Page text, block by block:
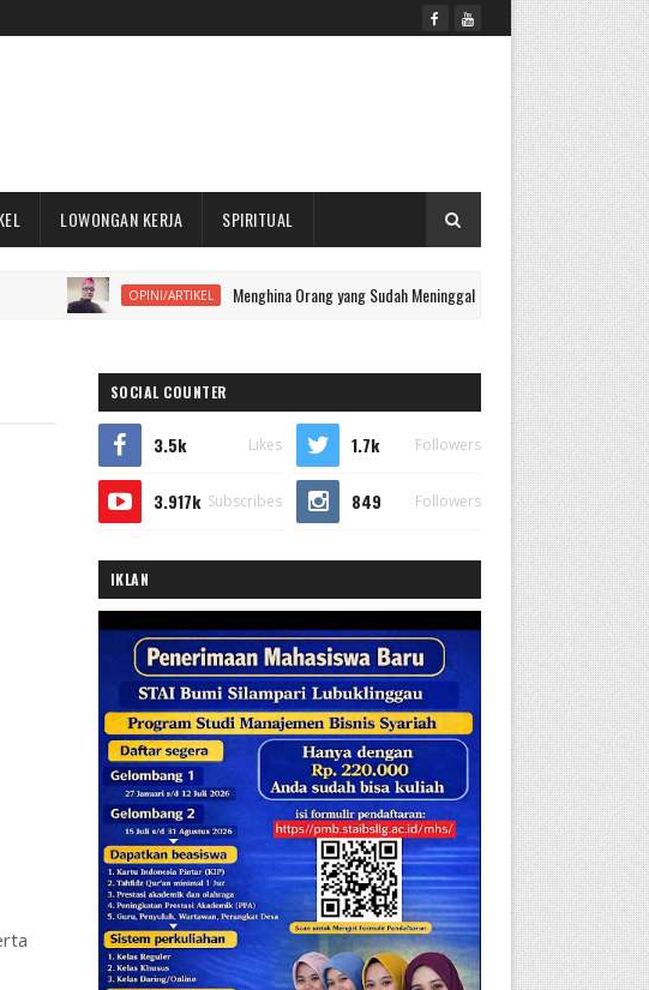
LOWONGAN KERJA SPIRITUAL
OPINI/ARTIKEL Menghina Orang yang Sudah Meninggal, Apakah Dapat
SOCIAL COUNTER
3.5k Likes 1.7k Followers
3.917k Subscribes 849 Followers
IKLAN